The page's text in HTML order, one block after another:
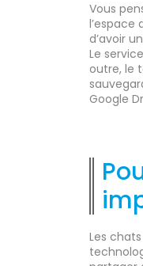
Vous
d’avoir
Le
outre, le
Google
Les